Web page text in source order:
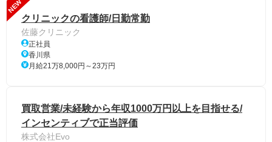
NEW
クリニックの看護師/日勤常勤
佐藤クリニック
正社員
香川県
月給21万8,000円～23万円
買取営業/未経験から年収1000万円以上を目指せる/
インセンティブで正当評価
株式会社Evo